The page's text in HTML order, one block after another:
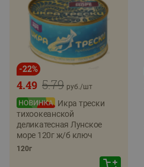
-22%
5.79
4.49 руб./шт
Икра трески
тихоокеанской
деликатесная Лунское
море 120г ж/б ключ
120г